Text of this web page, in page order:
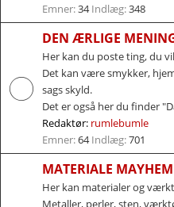
Emner:34Indlæg:348
DEN ÆRLIGE
Her kan du poste ting, du
Det kan være smykker,
sags skyld.
Det er også her du finder
Redaktør: rumlebumle
Emner:64Indlæg:701
MATERIALE MAYHEM
Her kan materialer og
Metaller, perler, sten,